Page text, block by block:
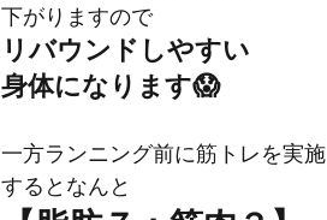
下がりますので
リバウンドしやすい
身体になります😱
一方ランニング前に筋トレを実施
するとなんと